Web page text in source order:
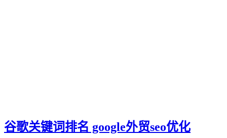
谷歌关键词排名 google外贸seo优化